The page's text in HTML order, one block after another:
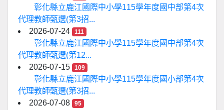
彰化縣立鹿江國際中小學115學年度國中部第4次
代理教師甄選(第3招...
2026-07-24
111
彰化縣立鹿江國際中小學115學年度國中部第4次
代理教師甄選(第12...
2026-07-15
109
彰化縣立鹿江國際中小學115學年度國小部第4次
代理教師甄選(第3招...
2026-07-08
95